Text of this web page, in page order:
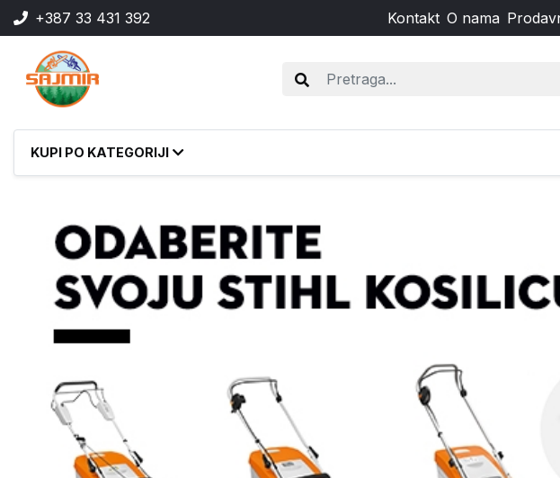
+387 33 431 392 Kontakt O nama
KUPI PO KATEGORIJI